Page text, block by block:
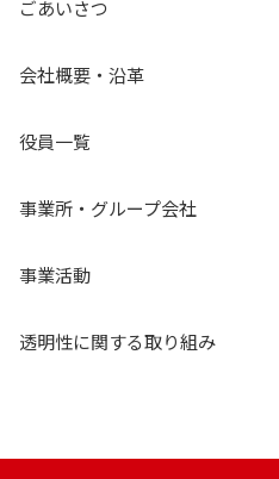
ごあいさつ
会社概要・沿革
役員一覧
事業所・グループ会社
事業活動
透明性に関する取り組み